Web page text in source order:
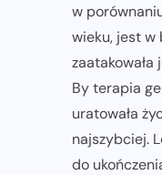
w
wieku, jest w
zaatakowała
By terapia
uratowała
najszybciej.
do